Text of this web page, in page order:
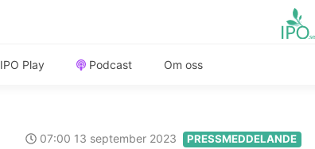
IPO Play Podcast Om oss
07:00 13 september 2023 PRESSMEDDELANDE